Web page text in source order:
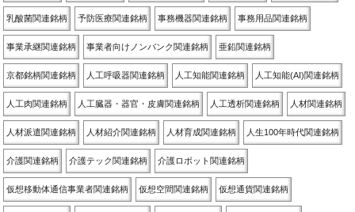
乳酸菌関連銘柄 予防医療関連銘柄 事務機器関連銘柄 事務用品関連銘柄
事業承継関連銘柄 事業者向けノンバンク関連銘柄 亜鉛関連銘柄
京都銘柄関連銘柄 人工呼吸器関連銘柄 人工知能関連銘柄 人工知能(AI)関連銘柄
人工肉関連銘柄 人工臓器・器官・皮膚関連銘柄 人工透析関連銘柄 人材関連銘柄
人材派遣関連銘柄 人材紹介関連銘柄 人材育成関連銘柄 人生100年時代関連銘柄
介護関連銘柄 介護テック関連銘柄 介護ロボット関連銘柄
仮想移動体通信事業者関連銘柄 仮想空間関連銘柄 仮想通貨関連銘柄